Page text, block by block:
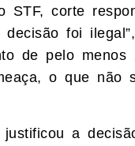
STF, corte
foi
de pelo
o que não
a